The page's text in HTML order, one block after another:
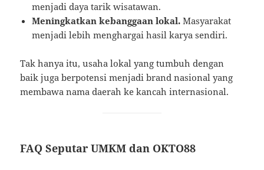
menjadi daya tarik wisatawan.
Meningkatkan kebanggaan lokal. Masyarakat
menjadi lebih menghargai hasil karya sendiri.
Tak hanya itu, usaha lokal yang tumbuh dengan
baik juga berpotensi menjadi brand nasional yang
membawa nama daerah ke kancah internasional.
FAQ Seputar UMKM dan OKTO88